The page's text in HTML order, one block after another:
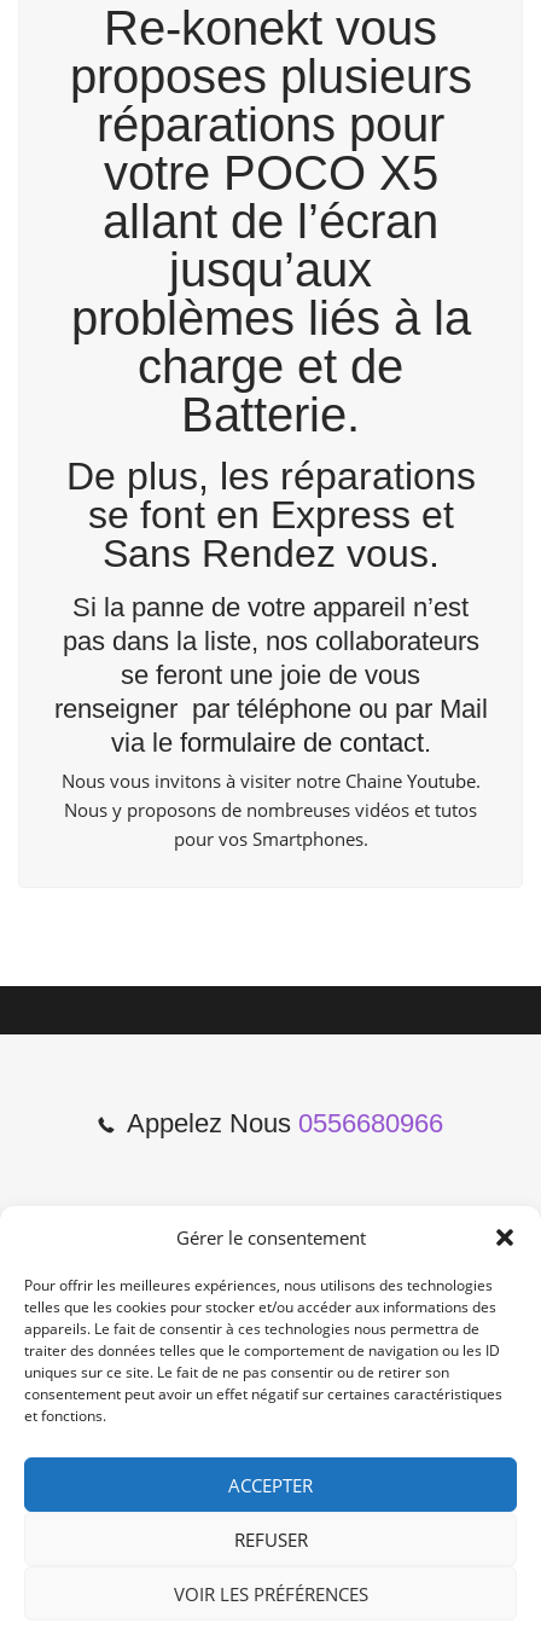
Gérer le consentement
Pour offrir les meilleures expériences, nous utilisons des technologies
telles que les cookies pour stocker et/ou accéder aux informations des
appareils. Le fait de consentir à ces technologies nous permettra de
traiter des données telles que le comportement de navigation ou les ID
uniques sur ce site. Le fait de ne pas consentir ou de retirer son
consentement peut avoir un effet négatif sur certaines caractéristiques
et fonctions.
ACCEPTER
REFUSER
VOIR LES PRÉFÉRENCES
Re-konekt vous
proposes plusieurs
réparations pour
votre POCO X5
allant de l’écran
jusqu’aux
problèmes liés à la
charge et de
Batterie.
De plus, les réparations
se font en Express et
Sans Rendez vous.
Si la panne de votre appareil n’est
pas dans la liste, nos collaborateurs
se feront une joie de vous
renseigner par téléphone ou par Mail
via le formulaire de contact.
Nous vous invitons à visiter notre Chaine Youtube.
Nous y proposons de nombreuses vidéos et tutos
pour vos Smartphones.
Appelez Nous 0556680966
2 Cours de l'Yser 33800
Bordeaux
Lun-Samedi: 10:00 -19:00
Non Stop
/ /